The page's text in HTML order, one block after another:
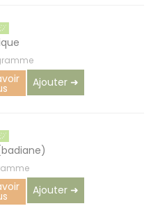
Ajouter ➜
Ajouter ➜